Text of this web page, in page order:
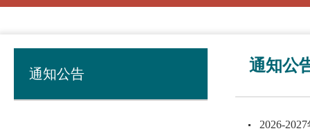
通知公告 通知公
2026-